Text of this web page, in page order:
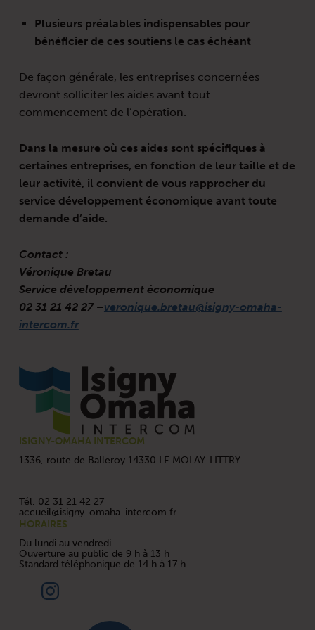
Plusieurs préalables indispensables pour
bénéficier de ces soutiens le cas échéant
De façon générale, les entreprises concernées
devront solliciter les aides avant tout
commencement de l’opération.
Dans la mesure où ces aides sont spécifiques à
certaines entreprises, en fonction de leur taille et de
leur activité, il convient de vous rapprocher du
service développement économique avant toute
demande d’aide.
Contact :
Véronique Bretau
Service développement économique
02 31 21 42 27 –veronique.bretau@isigny-omaha-
intercom.fr
ISIGNY-OMAHA INTERCOM
1336, route de Balleroy 14330 LE MOLAY-LITTRY
Tél. 02 31 21 42 27
accueil@isigny-omaha-intercom.fr
HORAIRES
Du lundi au vendredi
Ouverture au public de 9 h à 13 h
Standard téléphonique de 14 h à 17 h